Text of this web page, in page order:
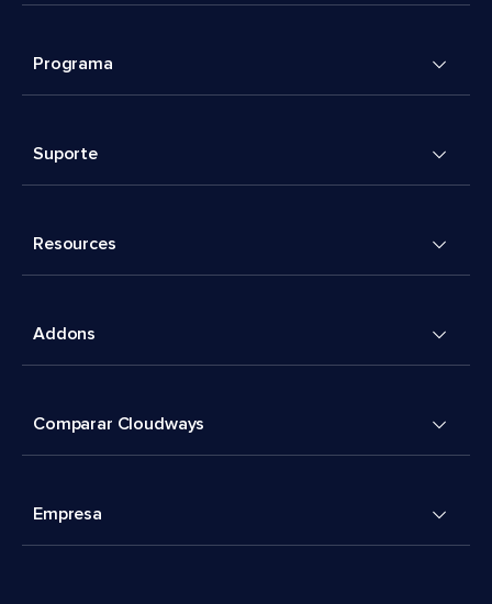
Programa
Suporte
Resources
Addons
Comparar Cloudways
Empresa